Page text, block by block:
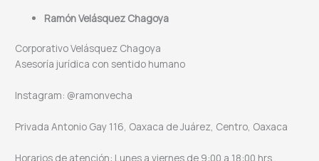
Ramón Velásquez Chagoya
Corporativo Velásquez Chagoya
Asesoría jurídica con sentido humano
Instagram: @ramonvecha
Privada Antonio Gay 116, Oaxaca de Juárez, Centro, Oaxaca
Horarios de atención: Lunes a viernes de 9:00 a 18:00 hrs.,